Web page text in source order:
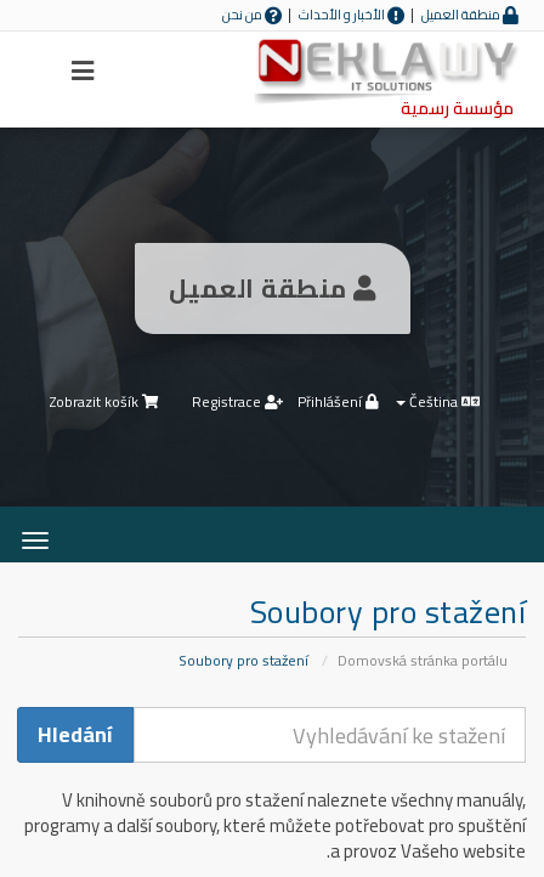
منطقة العميل الأخبار و الأحداث من نحن
مؤسسة رسمية
منطقة العميل
Přihlášení
Zobrazit košík
Soubory pro stažení
Domovská stránka portálu
Soubory pro stažení
V knihovně souborů pro stažení naleznete všechny manuály,
programy a další soubory, které můžete potřebovat pro spuštění
a provoz Vašeho website.